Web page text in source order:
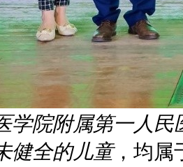
学院附属第一人
健全的儿童，均属